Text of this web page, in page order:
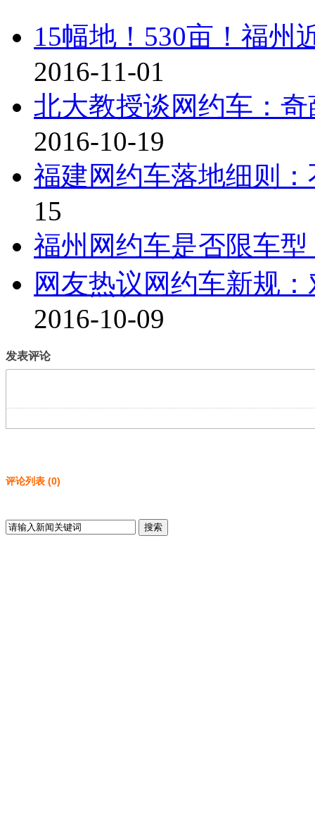
15幅地！530亩！福州
2016-11-01
北大教授谈网约车：
2016-10-19
福建网约车落地细则
15
福州网约车是否限车
网友热议网约车新规
2016-10-09
发表评论
评论列表 (0)